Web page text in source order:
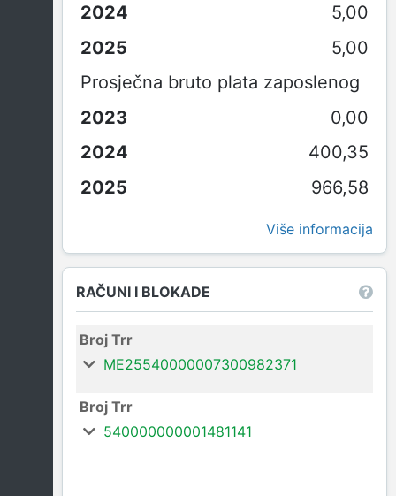
5,00
5,00
Prosječna bruto plata zaposlenog
0,00
400,35
966,58
Više informacija
RAČUNI I BLOKADE
Broj Trr
ME25540000007300982371
Broj Trr
540000000001481141